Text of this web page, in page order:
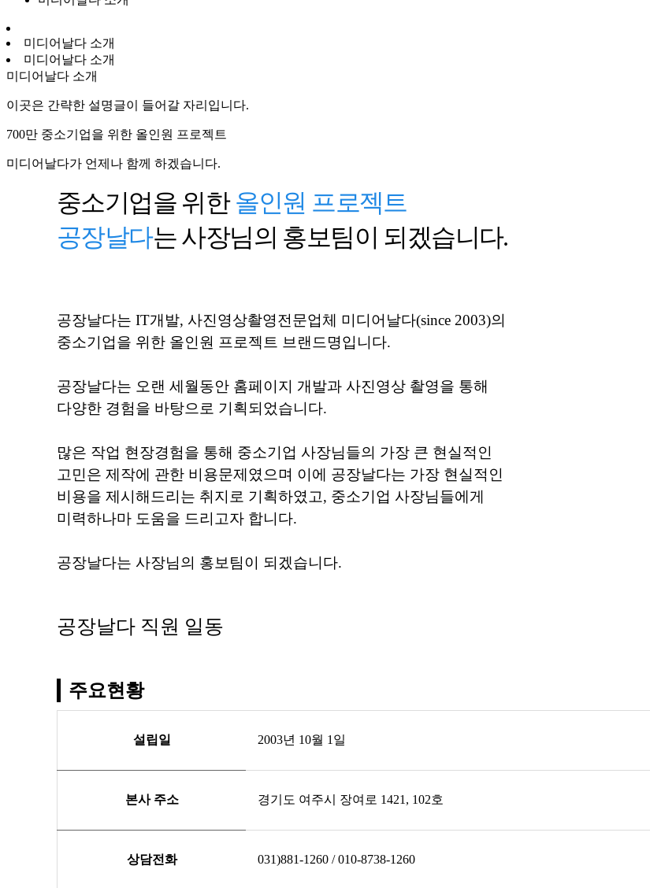
미디어날다 소개
미디어날다 소개
미디어날다 소개
이곳은 간략한 설명글이 들어갈 자리입니다.
700만 중소기업을 위한 올인원 프로젝트
미디어날다가 언제나 함께 하겠습니다.
중소기업을 위한올인원 프로젝트
공장날다는 사장님의 홍보팀이 되겠습니다.
공장날다는 IT개발, 사진영상촬영전문업체 미디어날다(since 2003)의
중소기업을 위한 올인원 프로젝트 브랜드명입니다.
공장날다는 오랜 세월동안 홈페이지 개발과 사진영상 촬영을 통해
다양한 경험을 바탕으로 기획되었습니다.
많은 작업 현장경험을 통해 중소기업 사장님들의 가장 큰 현실적인
고민은 제작에 관한 비용문제였으며 이에 공장날다는 가장 현실적인
비용을 제시해드리는 취지로 기획하였고, 중소기업 사장님들에게
미력하나마 도움을 드리고자 합니다.
공장날다는 사장님의 홍보팀이 되겠습니다.
공장날다 직원 일동
주요현황
설립일 2003년 10월 1일
본사 주소 경기도 여주시 장여로 1421, 102호
상담전화 031)881-1260 / 010-8738-1260